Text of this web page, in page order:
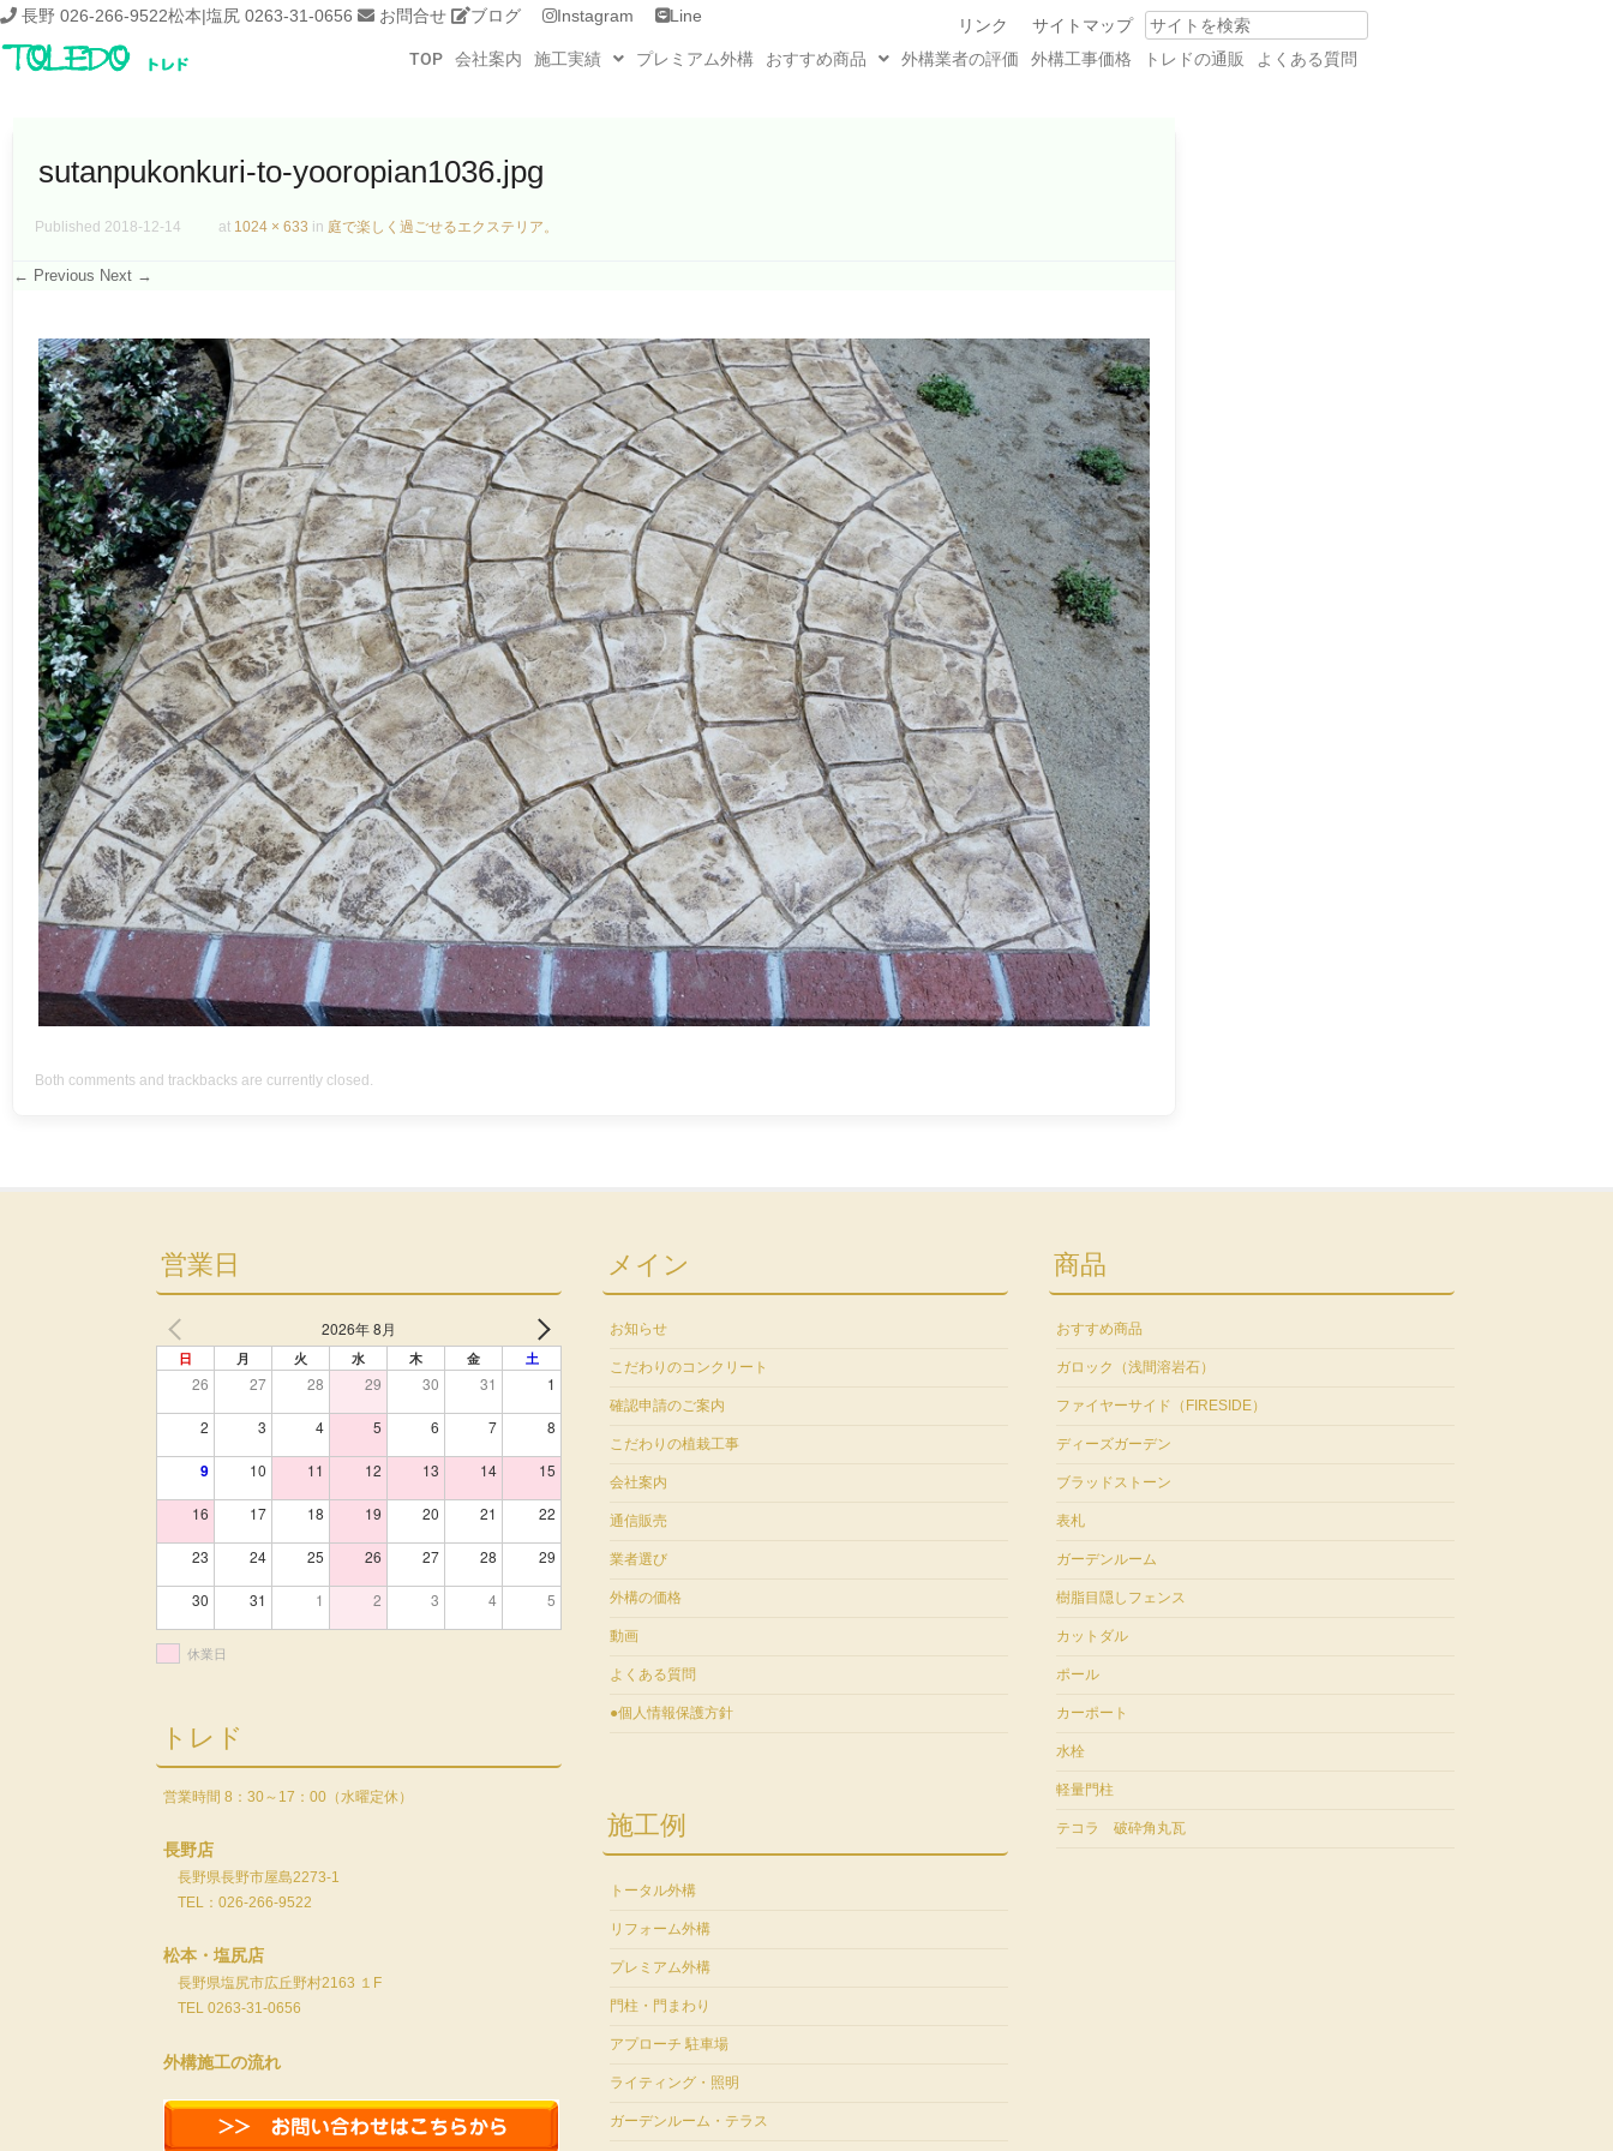
長野 026-266-9522松本|塩尻 0263-31-0656 お問合せ ブログ Instagram Line Search
サイトマップ
リンク
TOP
会社案内 施工実績 プレミアム外構 おすすめ商品 外構業者の評価 外構工事価格 トレドの通販 よくある質問
sutanpukonkuri-to-yooropian1036.jpg
Published 2018-12-14 at 1024 × 633 in 庭で楽しく過ごせるエクステリア。
← Previous Next →
Both comments and trackbacks are currently closed.
営業日
2026年 8月
日 月 火 水 木 金 土
26 27 28 29 30 31 1
2 3 4 5 6 7 8
9 10 11 12 13 14 15
16 17 18 19 20 21 22
23 24 25 26 27 28 29
30 31 1 2 3 4 5
休業日
トレド
営業時間 8：30～17：00（水曜定休）
長野店
長野県長野市屋島2273-1
TEL：026-266-9522
松本・塩尻店
長野県塩尻市広丘野村2163 １F
TEL 0263-31-0656
外構施工の流れ
メイン
お知らせ
こだわりのコンクリート
確認申請のご案内
こだわりの植栽工事
会社案内
通信販売
業者選び
外構の価格
動画
よくある質問
●個人情報保護方針
施工例
トータル外構
リフォーム外構
プレミアム外構
門柱・門まわり
アプローチ 駐車場
ライティング・照明
ガーデンルーム・テラス
商品
おすすめ商品
ガロック（浅間溶岩石）
ファイヤーサイド（FIRESIDE）
ディーズガーデン
ブラッドストーン
表札
ガーデンルーム
樹脂目隠しフェンス
カットダル
ポール
カーポート
水栓
軽量門柱
テコラ 破砕角丸瓦